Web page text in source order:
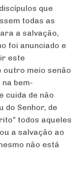
que
todas as
a salvação,
foi anunciado e
este
outro meio senão
bem-
cuida de não
do Senhor, de
todos aqueles
a salvação ao
não está